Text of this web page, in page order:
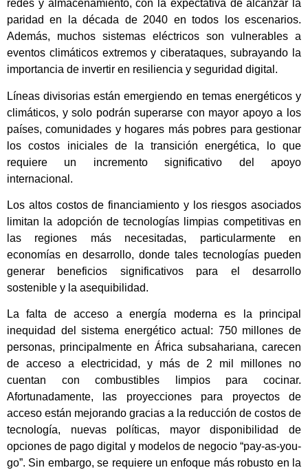
redes y almacenamiento, con la expectativa de alcanzar la
paridad en la década de 2040 en todos los escenarios.
Además, muchos sistemas eléctricos son vulnerables a
eventos climáticos extremos y ciberataques, subrayando la
importancia de invertir en resiliencia y seguridad digital.
Líneas divisorias están emergiendo en temas energéticos y
climáticos, y solo podrán superarse con mayor apoyo a los
países, comunidades y hogares más pobres para gestionar
los costos iniciales de la transición energética, lo que
requiere un incremento significativo del apoyo
internacional.
Los altos costos de financiamiento y los riesgos asociados
limitan la adopción de tecnologías limpias competitivas en
las regiones más necesitadas, particularmente en
economías en desarrollo, donde tales tecnologías pueden
generar beneficios significativos para el desarrollo
sostenible y la asequibilidad.
La falta de acceso a energía moderna es la principal
inequidad del sistema energético actual: 750 millones de
personas, principalmente en África subsahariana, carecen
de acceso a electricidad, y más de 2 mil millones no
cuentan con combustibles limpios para cocinar.
Afortunadamente, las proyecciones para proyectos de
acceso están mejorando gracias a la reducción de costos de
tecnología, nuevas políticas, mayor disponibilidad de
opciones de pago digital y modelos de negocio “pay-as-you-
go”. Sin embargo, se requiere un enfoque más robusto en la